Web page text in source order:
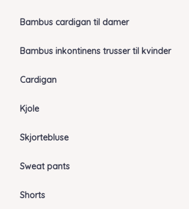
Bambus cardigan til damer
Bambus inkontinens trusser til kvinder
Cardigan
Kjole
Skjortebluse
Sweat pants
Shorts